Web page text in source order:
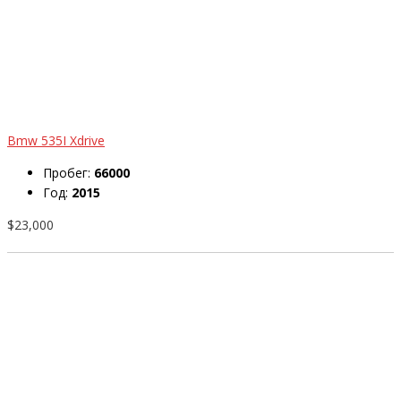
Bmw 535I Xdrive
Пробег: 66000
Год: 2015
$23,000